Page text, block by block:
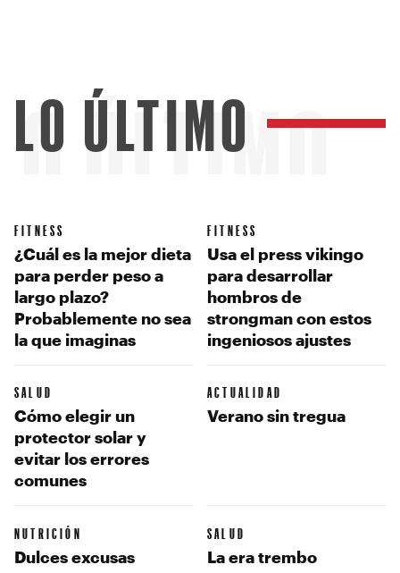
ÚLTIMO
LO ÚLTIMO
FITNESS
¿Cuál es la mejor dieta
para perder peso a
largo plazo?
Probablemente no sea
la que imaginas
FITNESS
Usa el press vikingo
para desarrollar
hombros de
strongman con estos
ingeniosos ajustes
SALUD
Cómo elegir un
protector solar y
evitar los errores
comunes
ACTUALIDAD
Verano sin tregua
NUTRICIÓN
Dulces excusas
SALUD
La era trembo